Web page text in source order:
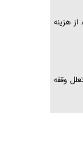
هزینه
وقفه